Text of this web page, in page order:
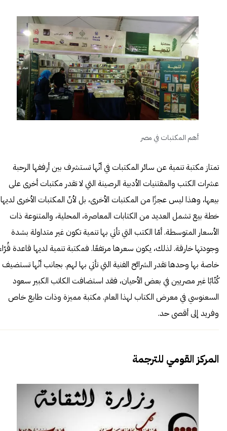
أهم المكتبات في مصر
تمتاز مكتبة تنمية عن سائر المكتبات في أنّها تستشرف بين أرففها الرحبة
عشرات الكتب والمقتنيات الأدبية الرصينة التي لا تقدر مكتبات أخرى على
بيعها، وهذا ليس عجزًا من المكتبات الأخرى، بل لأنّ المكتبات الأخرى لديها
خطة بيع تشمل العديد من الكتابات المعاصرة، المحلية، والمتنوعة ذات
الأسعار المتوسطة. أمّا الكتب التي تأتي بها تنمية تكون غير متداولة بشدة
وجودتها خارقة. لذلك، يكون سعرها مرتفعًا. فمكتبة تنمية لديها قاعدة
خاصة بها وحدها تقدر الشرائح الفنية التي تأتي بها لهم. بجانب أنّها تستضيف
كُتّابًا غير مصريين في بعض الأحيان، فقد استضافت الكاتب الكبير سعود
السعنوسي في معرض الكتاب لهذا العام. مكتبة مميزة وذات طابع خاص
وفريد إلى أقصى حد.
المركز القومي للترجمة